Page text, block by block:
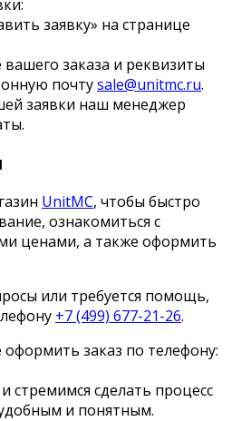
заявку» на странице
заказа и реквизиты
почтуsale@unitmc.ru.
заявки наш менеджер
UnitMC, чтобы быстро
ознакомиться с
ценами, а также оформить
или требуется помощь,
+7 (499) 677-21-26.
заказ по телефону:
сделать процесс
и понятным.